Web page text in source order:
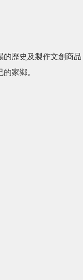
歷史及製作文創商
家鄉。